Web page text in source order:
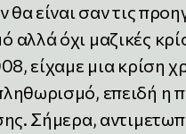
θα είναι σαν τις
όχι μαζικές
είχαμε μια κρίση
επειδή η
Σήμερα,